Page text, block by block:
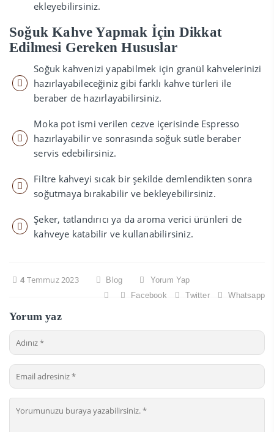
ekleyebilirsiniz.
Soğuk Kahve Yapmak İçin Dikkat
Edilmesi Gereken Hususlar
Soğuk kahvenizi yapabilmek için granül kahvelerinizi
hazırlayabileceğiniz gibi farklı kahve türleri ile
beraber de hazırlayabilirsiniz.
Moka pot ismi verilen cezve içerisinde Espresso
hazırlayabilir ve sonrasında soğuk sütle beraber
servis edebilirsiniz.
Filtre kahveyi sıcak bir şekilde demlendikten sonra
soğutmaya bırakabilir ve bekleyebilirsiniz.
Şeker, tatlandırıcı ya da aroma verici ürünleri de
kahveye katabilir ve kullanabilirsiniz.
4 Temmuz 2023 Blog
Yorum Yap
Facebook
Twitter Whatsapp
Yorum yaz